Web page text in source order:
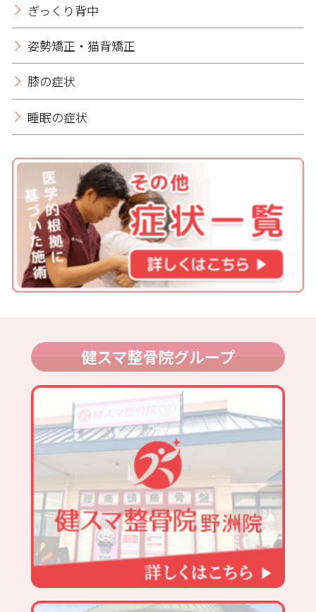
ぎっくり背中
姿勢矯正・猫背矯正
膝の症状
睡眠の症状
健スマ整骨院グループ